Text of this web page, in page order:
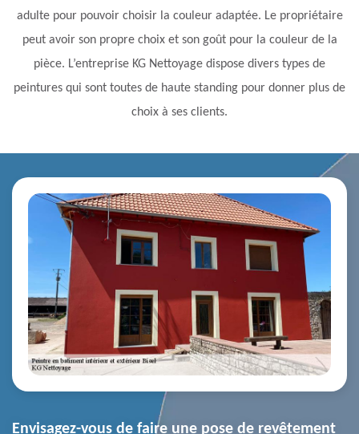
adulte pour pouvoir choisir la couleur adaptée. Le propriétaire
peut avoir son propre choix et son goût pour la couleur de la
pièce. L’entreprise KG Nettoyage dispose divers types de
peintures qui sont toutes de haute standing pour donner plus de
choix à ses clients.
Envisagez-vous de faire une pose de revêtement